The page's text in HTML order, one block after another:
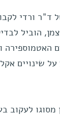
ד"ר ורדי
הוביל
האטמוספירה
שינויים
לעקוב